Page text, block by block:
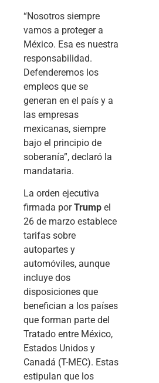
“Nosotros siempre
vamos a proteger a
México. Esa es nuestra
responsabilidad.
Defenderemos los
empleos que se
generan en el país y a
las empresas
mexicanas, siempre
bajo el principio de
soberanía”, declaró la
mandataria.
La orden ejecutiva
firmada porTrump el
26 de marzo establece
tarifas sobre
autopartes y
automóviles, aunque
incluye dos
disposiciones que
benefician a los países
que forman parte del
Tratado entre México,
Estados Unidos y
Canadá (T-MEC). Estas
estipulan que los